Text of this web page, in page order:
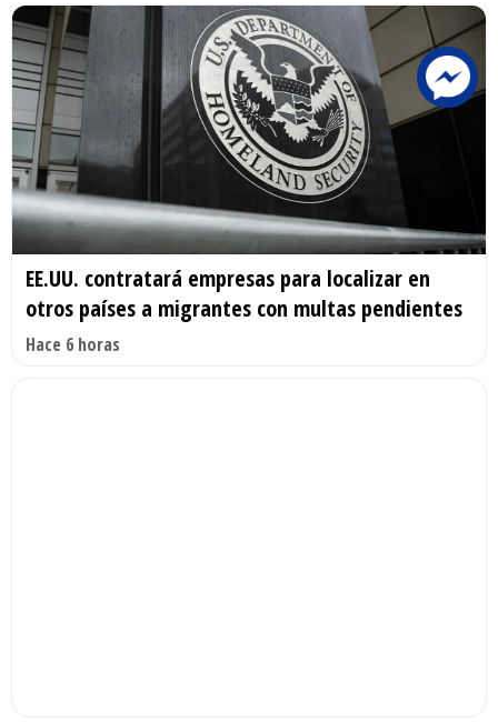
EE.UU. contratará empresas para localizar en
otros países a migrantes con multas pendientes
Hace 6 horas